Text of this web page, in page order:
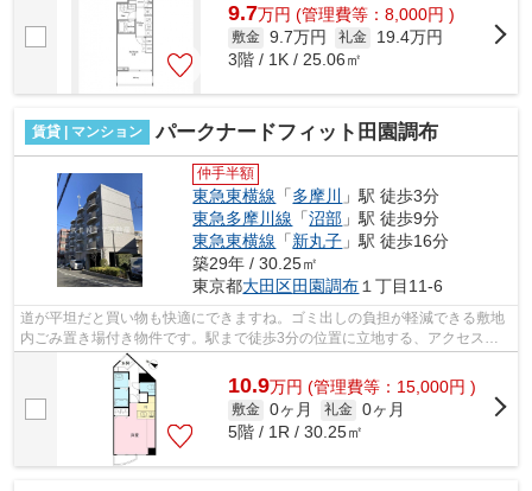
9.7万円 (管理費等：8,000円 )
敷金 9.7万円 礼金
19.4万円
3階 / 1K / 25.06㎡
賃貸 | マンション パークナードフィット田園調布
仲手半額
東急東横線 「多摩川
」駅 徒歩3分
東急多摩川線 「沼部 」駅 徒歩9分
東急東横線 「新丸子 」駅 徒歩16分
築29年 / 30.25㎡
東京都大田区田園調布 １丁目11-6
道が平坦だと買い物も快適にできますね。ゴミ出しの負担が軽減できる敷地
内ごみ置き場付き物件です。駅まで徒歩3分の位置に立地する、アクセス良
好な物件です。こちらの物件はマンショ...
10.9万円 (管理費等：15,000円 )
敷金 0ヶ月 礼金 0ヶ月
5階 / 1R / 30.25㎡